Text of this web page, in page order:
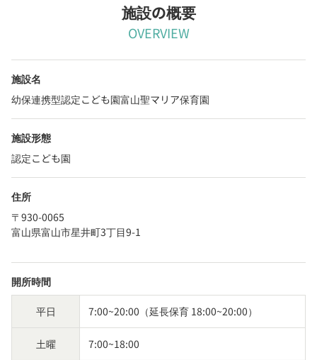
施設の概要
OVERVIEW
施設名
幼保連携型認定こども園富山聖マリア保育園
施設形態
認定こども園
住所
〒930-0065
富山県富山市星井町3丁目9-1
開所時間
平日 7:00~20:00（延長保育 18:00~20:00）
土曜 7:00~18:00